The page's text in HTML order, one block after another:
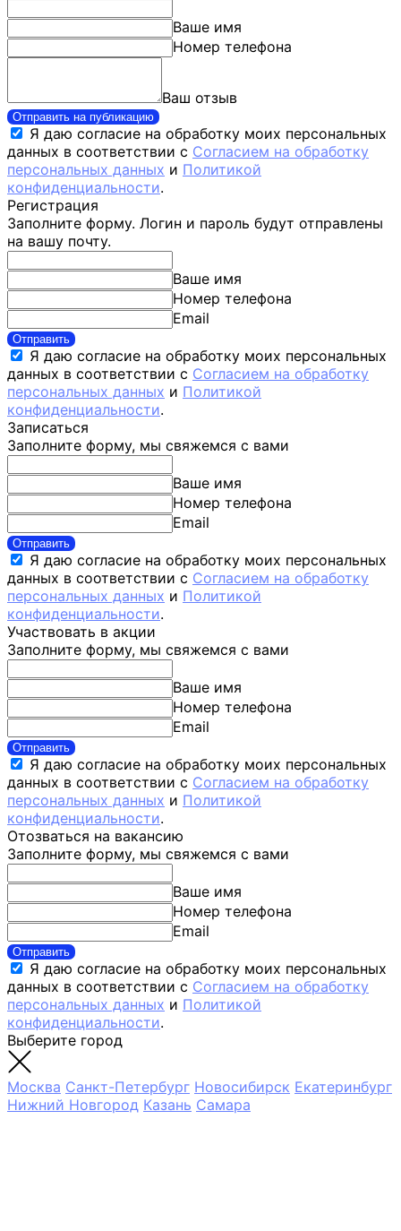
Ваше имя
Номер телефона
Ваш отзыв
Отправить на публикацию
Я даю согласие на обработку моих персональных
данных в соответствии с Согласием на обработку
персональных данных и Политикой
конфиденциальности.
Регистрация
Заполните форму. Логин и пароль будут отправлены
на вашу почту.
Ваше имя
Номер телефона
Email
Отправить
Я даю согласие на обработку моих персональных
данных в соответствии с Согласием на обработку
персональных данных и Политикой
конфиденциальности.
Записаться
Заполните форму, мы свяжемся с вами
Ваше имя
Номер телефона
Email
Отправить
Я даю согласие на обработку моих персональных
данных в соответствии с Согласием на обработку
персональных данных и Политикой
конфиденциальности.
Участвовать в акции
Заполните форму, мы свяжемся с вами
Ваше имя
Номер телефона
Email
Отправить
Я даю согласие на обработку моих персональных
данных в соответствии с Согласием на обработку
персональных данных и Политикой
конфиденциальности.
Отозваться на вакансию
Заполните форму, мы свяжемся с вами
Ваше имя
Номер телефона
Email
Отправить
Я даю согласие на обработку моих персональных
данных в соответствии с Согласием на обработку
персональных данных и Политикой
конфиденциальности.
Выберите город
Москва Санкт-Петербург Новосибирск Екатеринбург
Нижний Новгород Казань Самара